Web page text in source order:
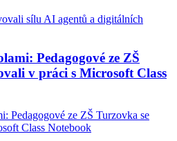
Pedagogové ze ZŠ
v práci s Microsoft Class